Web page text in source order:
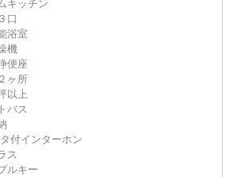
キッチン
口
浴室
機
便座
ヶ所
以上
バス
付インターホン
ス
ルキー